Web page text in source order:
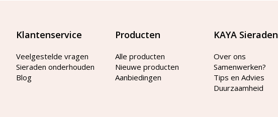
Klantenservice
Veelgestelde vragen
Sieraden onderhouden
Blog
Producten
Alle producten
Nieuwe producten
Aanbiedingen
KAYA Sieraden
Over ons
Samenwerken?
Tips en Advies
Duurzaamheid